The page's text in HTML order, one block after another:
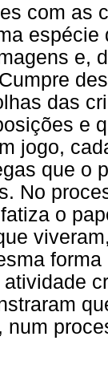
com as
e,
das
e
jogo,
que o
No
o
num